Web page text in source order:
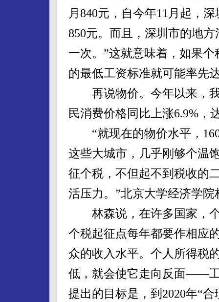
月840元，自今年11月起，
850元。而且，深圳市的地
一次。”这就意味着，如果
的最低工资标准就可能率先
再说物价。今年以来，我
民消费价格同比上涨6.9%，
“就现在的物价水平，
这些大城市，几乎刚够个温
征个税，不但起不到税收的
活压力。”北京大学经济学
林森说，在许多国家，个
个税起征点每年都要作相应
众的收入水平。个人所得税
低，就会使它走向反面——
提出的目标是，到2020年“